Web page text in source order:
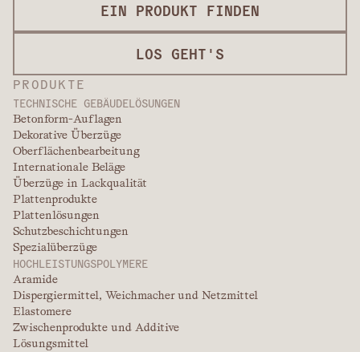
PRODUKTE
TECHNISCHE GEBÄUDELÖSUNGEN
Betonform-Auflagen
Dekorative Überzüge
Oberflächenbearbeitung
Internationale Beläge
Überzüge in Lackqualität
Plattenprodukte
Plattenlösungen
Schutzbeschichtungen
Spezialüberzüge
HOCHLEISTUNGSPOLYMERE
Aramide
Dispergiermittel, Weichmacher und Netzmittel
Elastomere
Zwischenprodukte und Additive
Lösungsmittel
EIN PRODUKT FINDEN
LOS GEHT'S